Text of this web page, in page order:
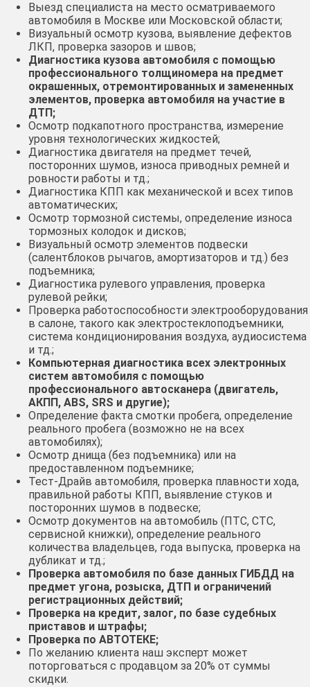
Выезд специалиста на место осматриваемого
автомобиля в Москве или Московской области;
Визуальный осмотр кузова, выявление дефектов
ЛКП, проверка зазоров и швов;
Диагностика кузова автомобиля с помощью
профессионального толщиномера на предмет
окрашенных, отремонтированных и замененных
элементов, проверка автомобиля на участие в
ДТП;
Осмотр подкапотного пространства, измерение
уровня технологических жидкостей;
Диагностика двигателя на предмет течей,
посторонних шумов, износа приводных ремней и
ровности работы и тд.;
Диагностика КПП как механической и всех типов
автоматических;
Осмотр тормозной системы, определение износа
тормозных колодок и дисков;
Визуальный осмотр элементов подвески
(салентблоков рычагов, амортизаторов и тд.) без
подъемника;
Диагностика рулевого управления, проверка
рулевой рейки;
Проверка работоспособности электрооборудования
в салоне, такого как электростеклоподъемники,
система кондиционирования воздуха, аудиосистема
и тд.;
Компьютерная диагностика всех электронных
систем автомобиля с помощью
профессионального автосканера (двигатель,
АКПП, ABS, SRS и другие);
Определение факта смотки пробега, определение
реального пробега (возможно не на всех
автомобилях);
Осмотр днища (без подъемника) или на
предоставленном подъемнике;
Тест-Драйв автомобиля, проверка плавности хода,
правильной работы КПП, выявление стуков и
посторонних шумов в подвеске;
Осмотр документов на автомобиль (ПТС, СТС,
сервисной книжки), определение реального
количества владельцев, года выпуска, проверка на
дубликат и тд.;
Проверка автомобиля по базе данных ГИБДД на
предмет угона, розыска, ДТП и ограничений
регистрационных действий;
Проверка на кредит, залог, по базе судебных
приставов и штрафы;
Проверка по АВТОТЕКЕ;
По желанию клиента наш эксперт может
поторговаться с продавцом за 20% от суммы
скидки.